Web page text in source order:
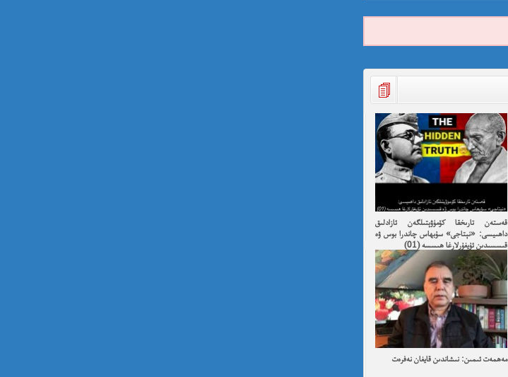
قەستەن تارىخقا كۆمۈۋېتىلگەن ئازادلىق
داھىيسى: «نېتاجى» سۇبھاس چاندرا بوس ۋە
قىسسىدىن ئۇيغۇرلارغا ھىسسە (01)
مەھمەت ئىمىن: نىشاندىن قايغان نەفرەت